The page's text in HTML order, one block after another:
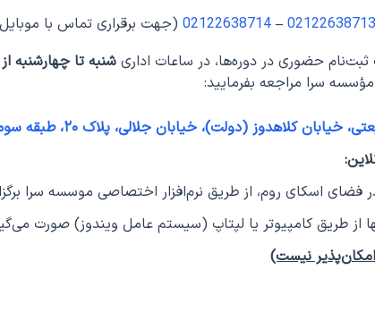
02122638713
–
02122638714(جهت برقراری تماس با
حضوری در دوره‌ها، در ساعات اداریشنبه تا چهارشنبه از
سرا مراجعه بفرمایید:
کلاهدوز (دولت)، خیابان جلالی، پلاک ۲۰، طبقه سوم، واحد ۳ (موسسه سرا)
فضای اسکای روم، از طریق نرم‌افزار اختصاصی موسسه سرا
از طریق کامپیوتر یا لپتاپ (سیستم عامل ویندوز) صورت
نیست)